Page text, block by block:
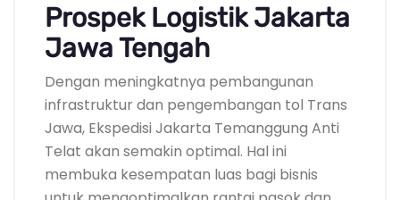
Prospek Logistik Jakarta
Jawa Tengah
Dengan meningkatnya pembangunan
infrastruktur dan pengembangan tol Trans
Jawa, Ekspedisi Jakarta Temanggung Anti
Telat akan semakin optimal. Hal ini
membuka kesempatan luas bagi bisnis